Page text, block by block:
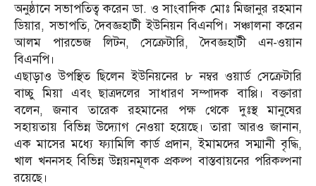
অনুষ্ঠানে সভাপতিত্ব করেন ডা. ও সাংবাদিক মোঃ মিজানুর রহমান
ডিয়ার, সভাপতি, দৈবজ্ঞহাটী ইউনিয়ন বিএনপি। সঞ্চালনা করেন
আলম পারভেজ লিটন, সেক্রেটারি, দৈবজ্ঞহাটী এন-ওয়ান
বিএনপি।
এছাড়াও উপস্থিত ছিলেন ইউনিয়নের ৮ নম্বর ওয়ার্ড সেক্রেটারি
বাচ্চু মিয়া এবং ছাত্রদলের সাধারণ সম্পাদক বাপ্পি। বক্তারা
বলেন, জনাব তারেক রহমানের পক্ষ থেকে দুঃস্থ মানুষের
সহায়তায় বিভিন্ন উদ্যোগ নেওয়া হয়েছে। তারা আরও জানান,
এক মাসের মধ্যে ফ্যামিলি কার্ড প্রদান, ইমামদের সম্মানী বৃদ্ধি,
খাল খননসহ বিভিন্ন উন্নয়নমূলক প্রকল্প বাস্তবায়নের পরিকল্পনা
রয়েছে।